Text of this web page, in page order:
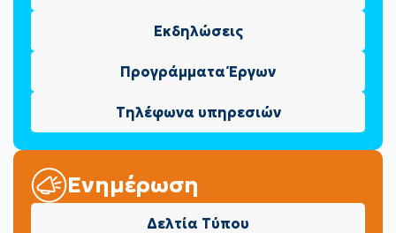
Εκδηλώσεις
Προγράμματα Έργων
Τηλέφωνα υπηρεσιών
Ενημέρωση
Δελτία Τύπου